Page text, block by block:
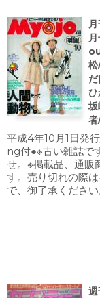
ひ
平成4年10月1日発
ng付●※古い雑誌で
せ。※掲載品、通販
す。売り切れの際
で、御了承ください